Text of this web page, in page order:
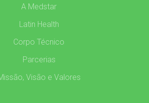
A Medstar
Latin Health
Corpo Técnico
Parcerias
Visão e Valores